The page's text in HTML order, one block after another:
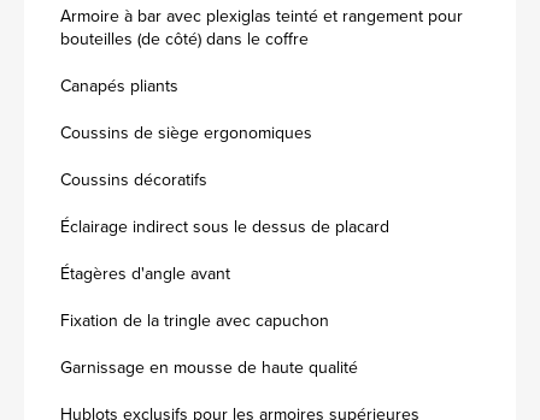
Armoire à bar avec plexiglas teinté et rangement pour
bouteilles (de côté) dans le coffre
Canapés pliants
Coussins de siège ergonomiques
Coussins décoratifs
Éclairage indirect sous le dessus de placard
Étagères d'angle avant
Fixation de la tringle avec capuchon
Garnissage en mousse de haute qualité
Hublots exclusifs pour les armoires supérieures